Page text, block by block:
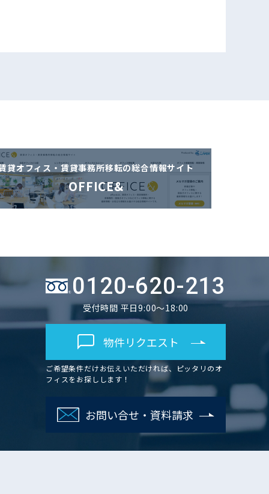
貸オフィス・賃貸事務所移転の総合情報サイト
OFFICE&
0120-620-213
受付時間 平日9:00～18:00
物件リクエスト
ご希望条件だけお伝えいただければ、ピッタリのオ
フィスをお探しします！
お問い合せ・資料請求